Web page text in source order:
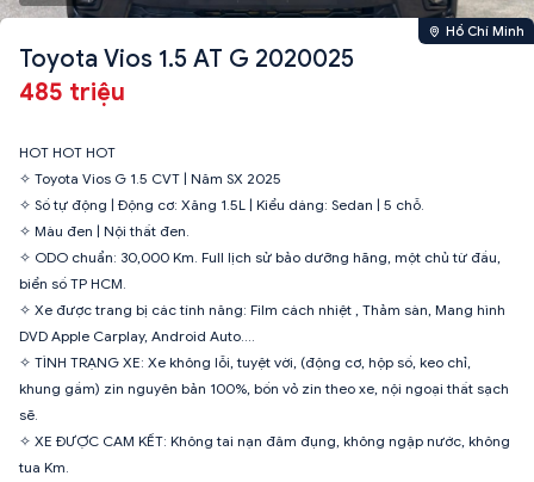
Hồ Chí Minh
Toyota Vios 1.5 AT G 2020025
485 triệu
HOT HOT HOT
✧ Toyota Vios G 1.5 CVT | Năm SX 2025
✧ Số tự động | Động cơ: Xăng 1.5L | Kiểu dáng: Sedan | 5 chỗ.
✧ Màu đen | Nội thất đen.
✧ ODO chuẩn: 30,000 Km. Full lịch sử bảo dưỡng hãng, một chủ từ đầu,
biển số TP HCM.
✧ Xe được trang bị các tính năng: Film cách nhiệt , Thảm sàn, Mang hình
DVD Apple Carplay, Android Auto....
✧ TÌNH TRẠNG XE: Xe không lỗi, tuyệt vời, (động cơ, hộp số, keo chỉ,
khung gầm) zin nguyên bản 100%, bốn vỏ zin theo xe, nội ngoại thất sạch
sẽ.
✧ XE ĐƯỢC CAM KẾT: Không tai nạn đâm đụng, không ngập nước, không
tua Km.